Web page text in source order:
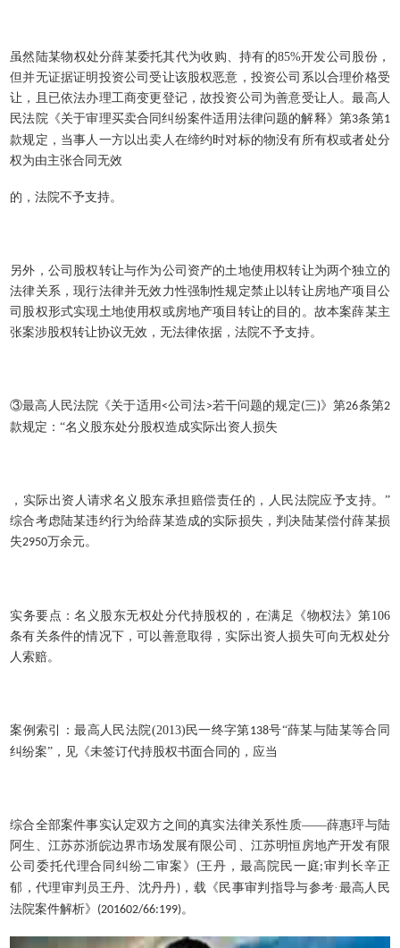
虽然陆某物权处分薛某委托其代为收购、持有的85%开发公司股份，
但并无证据证明投资公司受让该股权恶意，投资公司系以合理价格受
让，且已依法办理工商变更登记，故投资公司为善意受让人。最高人
民法院《关于审理买卖合同纠纷案件适用法律问题的解释》第3条第1
款规定，当事人一方以出卖人在缔约时对标的物没有所有权或者处分
权为由主张合同无效
的，法院不予支持。
另外，公司股权转让与作为公司资产的土地使用权转让为两个独立的
法律关系，现行法律并无效力性强制性规定禁止以转让房地产项目公
司股权形式实现土地使用权或房地产项目转让的目的。故本案薛某主
张案涉股权转让协议无效，无法律依据，法院不予支持。
③最高人民法院《关于适用<公司法>若干问题的规定(三)》第26条第2
款规定：“名义股东处分股权造成实际出资人损失
，实际出资人请求名义股东承担赔偿责任的，人民法院应予支持。 ”
综合考虑陆某违约行为给薛某造成的实际损失，判决陆某偿付薛某损
失2950万余元。
实务要点：名义股东无权处分代持股权的，在满足《物权法》第106
条有关条件的情况下，可以善意取得，实际出资人损失可向无权处分
人索赔。
案例索引：最高人民法院(2013) 民一终字第138号“薛某与陆某等合同
纠纷案”，见《未签订代持股权书面合同的，应当
综合全部案件事实认定双方之间的真实法律关系性质——薛惠玶与陆
阿生、江苏苏浙皖边界市场发展有限公司、江苏明恒房地产开发有限
公司委托代理合同纠纷二审案》 (王丹，最高院民一庭;审判长辛正
郁，代理审判员王丹、沈丹丹)，载《民事审判指导与参考·最高人民
法院案件解析》 (201602/66:199)。